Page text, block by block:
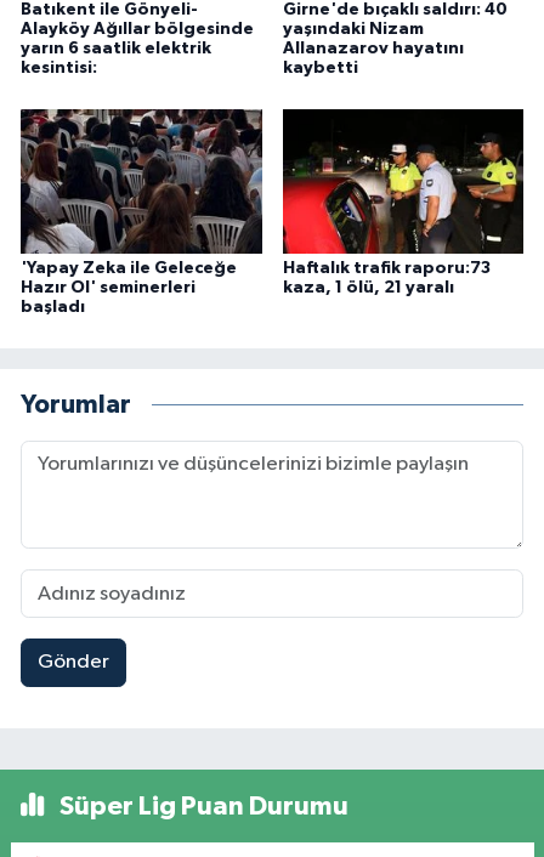
Batıkent ile Gönyeli-
Alayköy Ağıllar bölgesinde
yarın 6 saatlik elektrik
kesintisi:
Girne'de bıçaklı saldırı: 40
yaşındaki Nizam
Allanazarov hayatını
kaybetti
'Yapay Zeka ile Geleceğe
Hazır Ol' seminerleri
başladı
Haftalık trafik raporu:73
kaza, 1 ölü, 21 yaralı
Yorumlar
Gönder
Süper Lig Puan Durumu